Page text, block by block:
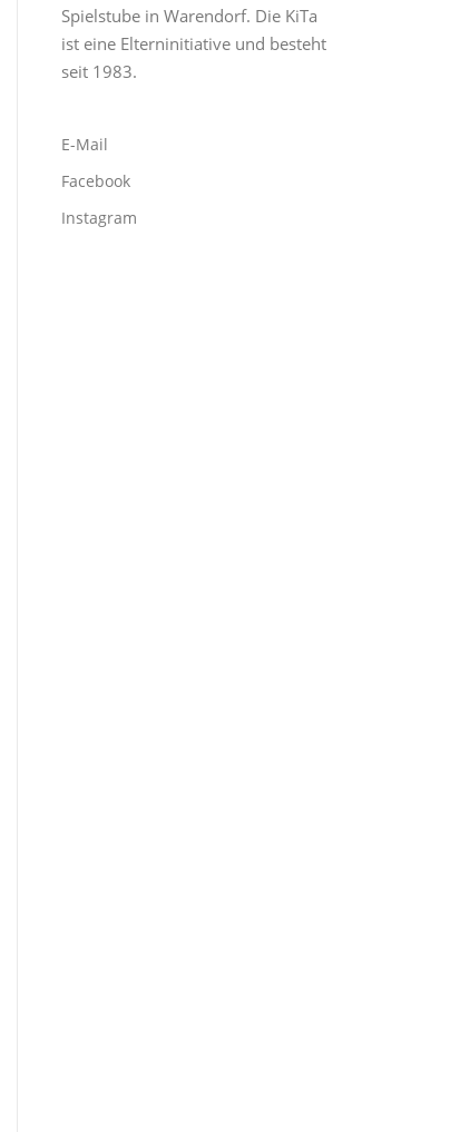
Spielstube in Warendorf. Die KiTa
ist eine Elterninitiative und besteht
seit 1983.
E-Mail
Facebook
Instagram